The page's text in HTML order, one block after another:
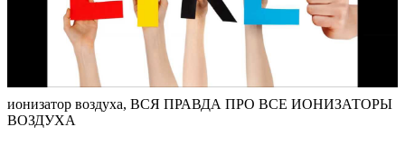
ионизатор воздуха, ВСЯ ПРАВДА ПРО ВСЕ ИОНИЗАТОРЫ
ВОЗДУХА